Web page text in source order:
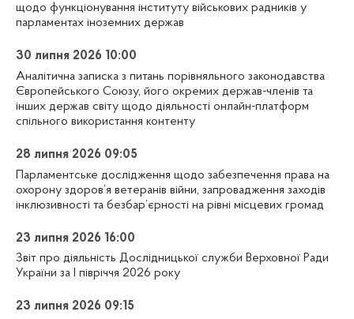
щодо функціонування інституту військових радників у
парламентах іноземних держав
30 липня 2026 10:00
Аналітична записка з питань порівняльного законодавства
Європейського Союзу, його окремих держав-членів та
інших держав світу щодо діяльності онлайн-платформ
спільного використання контенту
28 липня 2026 09:05
Парламентське дослідження щодо забезпечення права на
охорону здоров’я ветеранів війни, запровадження заходів
інклюзивності та безбар’єрності на рівні місцевих громад
23 липня 2026 16:00
Звіт про діяльність Дослідницької служби Верховної Ради
України за І півріччя 2026 року
23 липня 2026 09:15